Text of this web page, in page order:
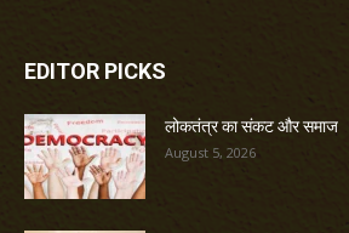
EDITOR PICKS
लोकतंत्र का संकट और समाज
August 5, 2026